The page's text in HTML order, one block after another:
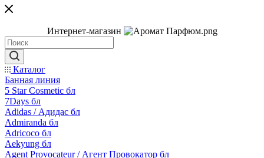
Интернет-магазин
Каталог
Банная линия
5 Star Cosmetic бл
7Days бл
Adidas / Адидас бл
Admiranda бл
Adricoco бл
Aekyung бл
Agent Provocateur / Агент Провокатор бл